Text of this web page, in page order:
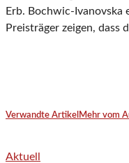
Erb. Bochwic-Ivanovska
Preisträger zeigen,
Verwandte Artikel Mehr vom
Aktuell